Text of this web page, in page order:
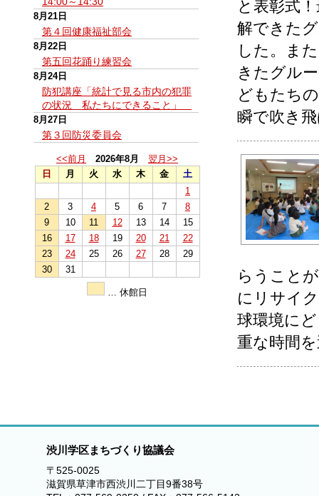
8月21日
第４回健康福祉部会
8月22日
第五回花踊り練習会
8月24日
防犯講座「統計で見る市内の犯罪
の状況 私たちにできること」
8月27日
第３回防災委員会
<<前月 2026年8月
翌月>>
日
月 火 水 木 金
土
1
2
3 4 5 6 7
8
9
10 11 12 13 14
15
16
17 18 19 20 21
22
23
24 25 26 27 28
29
30
31
… 休館日
と表彰式
解できた
した。ま
きたグル
どもたち
瞬で吹き
らうこと
にリサイ
球環境に
重な時間
渋川学区まちづくり協議会
〒525-0025
滋賀県草津市西渋川二丁目9番38号